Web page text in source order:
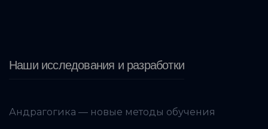
Наши исследования и разработки
Андрагогика — новые методы обучения